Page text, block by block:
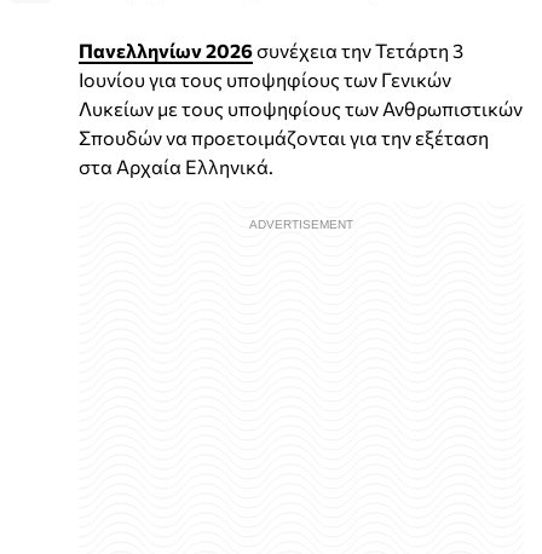
Πανελληνίων 2026συνέχεια την Τετάρτη 3
Ιουνίου για τους υποψηφίους των Γενικών
Λυκείων με τους υποψηφίους των Ανθρωπιστικών
Σπουδών να προετοιμάζονται για την εξέταση
στα Αρχαία Ελληνικά.